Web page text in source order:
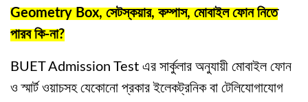
Geometry Box, সেটস্কয়ার, কম্পাস, মোবাইল ফোন নিতে
পারব কি-না?
BUET Admission Test এর সার্কুলার অনুযায়ী মোবাইল ফোন
ও স্মার্ট ওয়াচসহ যেকোনো প্রকার ইলেকট্রনিক বা টেলিযোগাযোগ